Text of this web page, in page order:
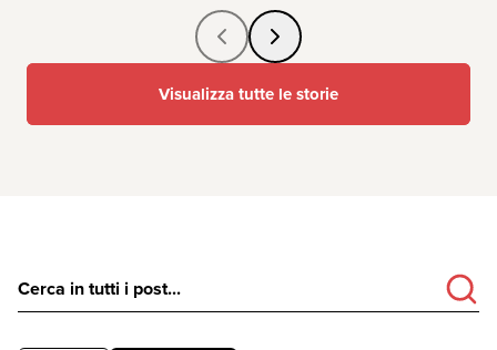
Visualizza tutte le storie
Cerca in tutti i post...